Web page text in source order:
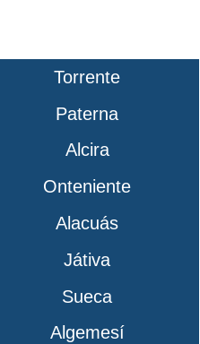
Torrente
Paterna
Alcira
Onteniente
Alacuás
Játiva
Sueca
Algemesí